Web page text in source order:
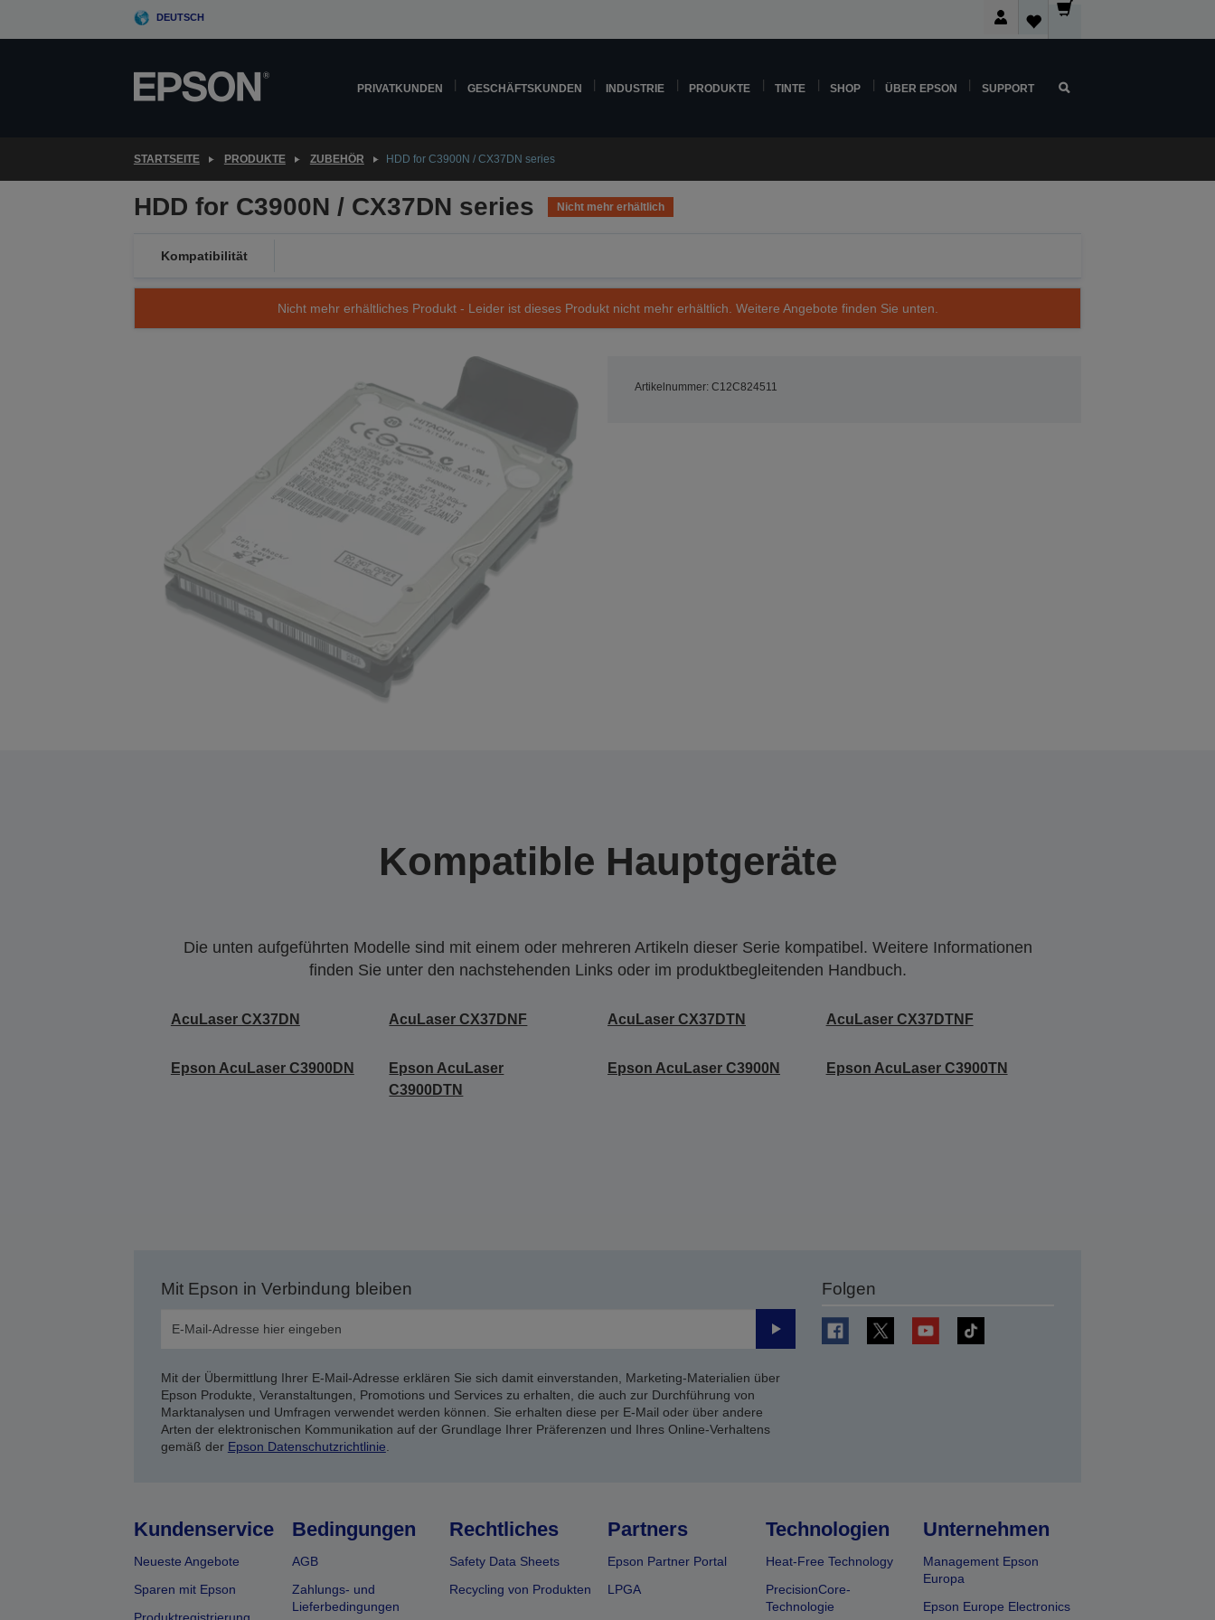
DEUTSCH
PRIVATKUNDEN GESCHÄFTSKUNDEN INDUSTRIE PRODUKTE TINTE SHOP ÜBER EPSON SUPPORT
STARTSEITE PRODUKTE ZUBEHÖR HDD for C3900N / CX37DN series
HDD for C3900N / CX37DN series Nicht mehr erhältlich
Kompatibilität
Nicht mehr erhältliches Produkt - Leider ist dieses Produkt nicht mehr erhältlich. Weitere Angebote finden Sie unten.
Artikelnummer: C12C824511
Kompatible Hauptgeräte
Die unten aufgeführten Modelle sind mit einem oder mehreren Artikeln dieser Serie kompatibel. Weitere Informationen
finden Sie unter den nachstehenden Links oder im produktbegleitenden Handbuch.
AcuLaser CX37DN AcuLaser CX37DNF AcuLaser CX37DTN AcuLaser CX37DTNF
Epson AcuLaser C3900DN
Epson AcuLaser
C3900DTN
Epson AcuLaser C3900N Epson AcuLaser C3900TN
Mit Epson in Verbindung bleiben
Senden
Mit der Übermittlung Ihrer E-Mail-Adresse erklären Sie sich damit einverstanden, Marketing-Materialien über
Epson Produkte, Veranstaltungen, Promotions und Services zu erhalten, die auch zur Durchführung von
Marktanalysen und Umfragen verwendet werden können. Sie erhalten diese per E-Mail oder über andere
Arten der elektronischen Kommunikation auf der Grundlage Ihrer Präferenzen und Ihres Online-Verhaltens
gemäß der Epson Datenschutzrichtlinie
Folgen
Kundenservice
Neueste Angebote
Sparen mit Epson
Bedingungen
AGB
Zahlungs- und
Lieferbedingungen
Rechtliches
Safety Data Sheets
Recycling von Produkten
Partners
Epson Partner Portal
LPGA
Technologien
Heat-Free Technology
PrecisionCore-
Technologie
Unternehmen
Management Epson
Europa
Epson Europe Electronics